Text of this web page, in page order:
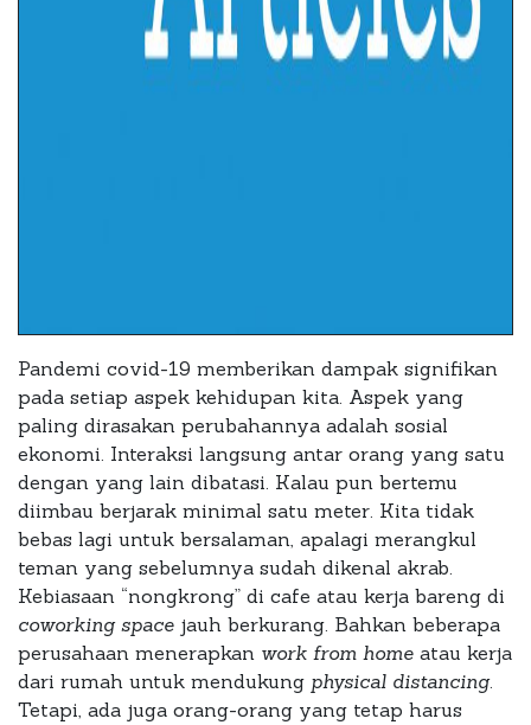
Pandemi covid-19 memberikan dampak signifikan
pada setiap aspek kehidupan kita. Aspek yang
paling dirasakan perubahannya adalah sosial
ekonomi. Interaksi langsung antar orang yang satu
dengan yang lain dibatasi. Kalau pun bertemu
diimbau berjarak minimal satu meter. Kita tidak
bebas lagi untuk bersalaman, apalagi merangkul
teman yang sebelumnya sudah dikenal akrab.
Kebiasaan “nongkrong” di cafe atau kerja bareng di
coworking space jauh berkurang. Bahkan beberapa
perusahaan menerapkan work from home atau kerja
dari rumah untuk mendukung physical distancing.
Tetapi, ada juga orang-orang yang tetap harus